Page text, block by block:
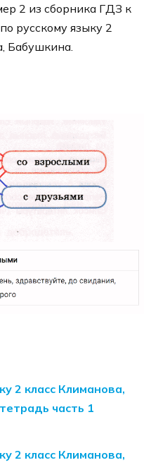
2 из сборника ГДЗ к
русскому языку 2
Бабушкина.
2 класс Климанова,
часть 1
2 класс Климанова,